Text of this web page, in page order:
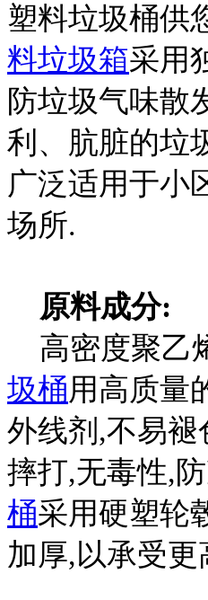
塑料垃圾桶供
料垃圾箱采用
防垃圾气味散
利、肮脏的垃
广泛适用于小
场所.
原料成分:
高密度聚乙
圾桶用高质量
外线剂,不易
摔打,无毒性,
桶采用硬塑轮
加厚,以承受更